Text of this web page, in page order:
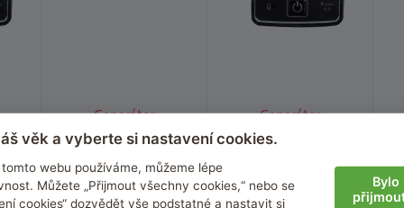
a
Generátor
elektrického proudu
Snadné nastavení intenzity,
frekvence a délky impulzů
Generátor
elektrického proudu
elektrostimulačních
programů
věk a vyberte si nastavení cookies.
webu používáme, můžeme lépe
Můžete „Přijmout všechny cookies,“ nebo se
cookies“ dozvědět vše podstatné a nastavit si
Bylo